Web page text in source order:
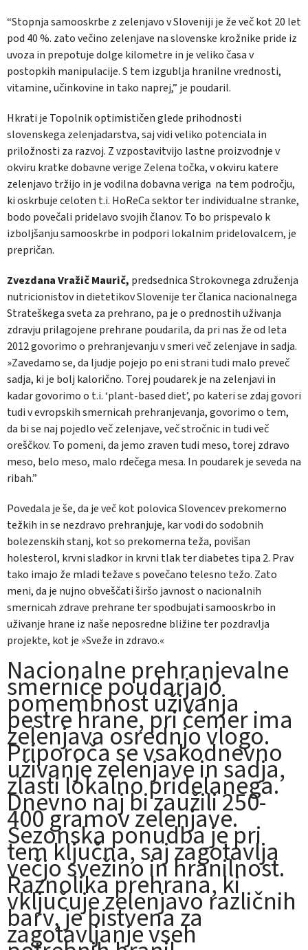
“Stopnja samooskrbe z zelenjavo v Sloveniji je že več kot 20 let
pod 40 %. zato večino zelenjave na slovenske krožnike pride iz
uvoza in prepotuje dolge kilometre in je veliko časa v
postopkih manipulacije. S tem izgublja hranilne vrednosti,
vitamine, učinkovine in tako naprej,” je poudaril.
Hkrati je Topolnik optimističen glede prihodnosti
slovenskega zelenjadarstva, saj vidi veliko potenciala in
priložnosti za razvoj. Z vzpostavitvijo lastne proizvodnje v
okviru kratke dobavne verige Zelena točka, v okviru katere
zelenjavo tržijo in je vodilna dobavna veriga na tem področju,
ki oskrbuje celoten t.i. HoReCa sektor ter individualne stranke,
bodo povečali pridelavo svojih članov. To bo prispevalo k
izboljšanju samooskrbe in podpori lokalnim pridelovalcem, je
prepričan.
Zvezdana Vražič Maurič, predsednica Strokovnega združenja
nutricionistov in dietetikov Slovenije ter članica nacionalnega
Strateškega sveta za prehrano, pa je o prednostih uživanja
zdravju prilagojene prehrane poudarila, da pri nas že od leta
2012 govorimo o prehranjevanju v smeri več zelenjave in sadja.
»Zavedamo se, da ljudje pojejo po eni strani tudi malo preveč
sadja, ki je bolj kalorično. Torej poudarek je na zelenjavi in
kadar govorimo o t.i. ‘plant-based diet’, po kateri se zdaj govori
tudi v evropskih smernicah prehranjevanja, govorimo o tem,
da bi se naj pojedlo več zelenjave, več stročnic in tudi več
oreščkov. To pomeni, da jemo zraven tudi meso, torej zdravo
meso, belo meso, malo rdečega mesa. In poudarek je seveda na
ribah.”
Povedala je še, da je več kot polovica Slovencev prekomerno
težkih in se nezdravo prehranjuje, kar vodi do sodobnih
bolezenskih stanj, kot so prekomerna teža, povišan
holesterol, krvni sladkor in krvni tlak ter diabetes tipa 2. Prav
tako imajo že mladi težave s povečano telesno težo. Zato
meni, da je nujno obveščati širšo javnost o nacionalnih
smernicah zdrave prehrane ter spodbujati samooskrbo in
uživanje hrane iz naše neposredne bližine ter pozdravlja
projekte, kot je »Sveže in zdravo.«
Nacionalne prehranjevalne
smernice poudarjajo
pomembnost uživanja
pestre hrane, pri čemer ima
zelenjava osrednjo vlogo.
Priporoča se vsakodnevno
uživanje zelenjave in sadja,
zlasti lokalno pridelanega.
Dnevno naj bi zaužili 250-
400 gramov zelenjave.
Sezonska ponudba je pri
tem ključna, saj zagotavlja
večjo svežino in hranilnost.
Raznolika prehrana, ki
vključuje zelenjavo različnih
barv, je bistvena za
zagotavljanje vseh